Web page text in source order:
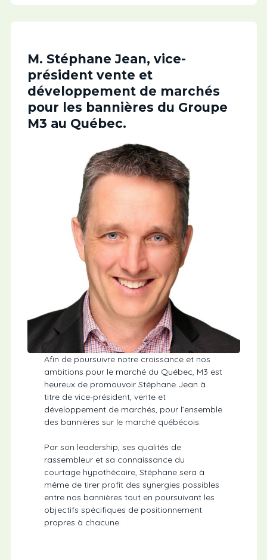
M. Stéphane Jean, vice-
président vente et
développement de marchés
pour les bannières du Groupe
M3 au Québec.
Afin de poursuivre notre croissance et nos
ambitions pour le marché du Québec, M3 est
heureux de promouvoir Stéphane Jean à
titre de vice-président, vente et
développement de marchés, pour l’ensemble
des bannières sur le marché québécois.
Par son leadership, ses qualités de
rassembleur et sa connaissance du
courtage hypothécaire, Stéphane sera à
même de tirer profit des synergies possibles
entre nos bannières tout en poursuivant les
objectifs spécifiques de positionnement
propres à chacune.